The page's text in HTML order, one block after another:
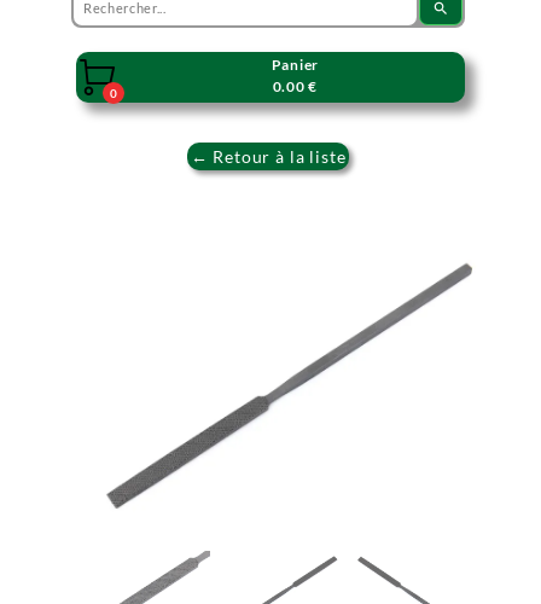
search

0
Panier
0.00 €
← Retour à la liste